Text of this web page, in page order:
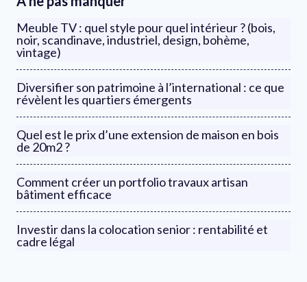
Meuble TV : quel style pour quel intérieur ? (bois,
noir, scandinave, industriel, design, bohème,
vintage)
Diversifier son patrimoine à l’international : ce que
révèlent les quartiers émergents
Quel est le prix d’une extension de maison en bois
de 20m2 ?
Comment créer un portfolio travaux artisan
bâtiment efficace
Investir dans la colocation senior : rentabilité et
cadre légal